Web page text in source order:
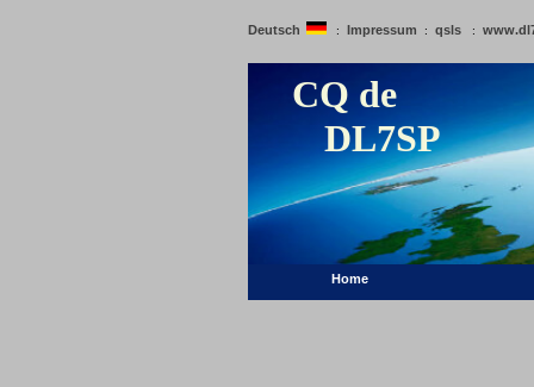
Deutsch : Impressum : qsls :
CQ de
DL7SP
Home